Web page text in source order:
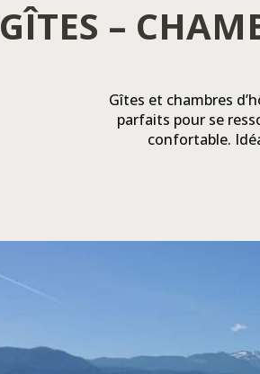
GÎTES –
Gîtes et chambres
parfaits pour se
confortable.